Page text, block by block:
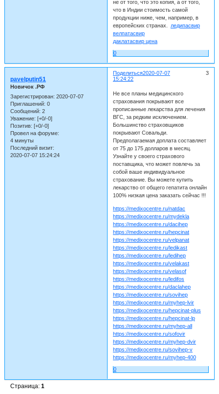
не от того, что это копия, а от того,
что в Индии стоимость самой
продукции ниже, чем, например, в
европейских странах. ледипасвир
велпатасвир
даклатасвир цена
0
Поделиться 3
2020-07-07
15:24:22
pavelputin51
Новичок .РФ
Зарегистрирован: 2020-07-07
Приглашений: 0
Сообщений: 2
Уважение: [+0/-0]
Позитив: [+0/-0]
Провел на форуме:
4 минуты
Последний визит:
2020-07-07 15:24:24
Не все планы медицинского
страхования покрывают все
прописанные лекарства для лечения
ВГС, за редким исключением.
Большинство страховщиков
покрывают Совальди.
Предполагаемая доплата составляет
от 75 до 175 долларов в месяц.
Узнайте у своего страхового
поставщика, что может повлечь за
собой ваше индивидуальное
страхование. Вы можете купить
лекарство от общего гепатита онлайн
100% низкая цена заказать сейчас !!!
https://medixocentre.ru/natdac
https://medixocentre.ru/mydekla
https://medixocentre.ru/dacihep
https://medixocentre.ru/hepcinat
https://medixocentre.ru/velpanat
https://medixocentre.ru/ledikast
https://medixocentre.ru/ledihep
https://medixocentre.ru/velakast
https://medixocentre.ru/velasof
https://medixocentre.ru/ledifos
https://medixocentre.ru/daclahep
https://medixocentre.ru/sovihep
https://medixocentre.ru/myhep-lvir
https://medixocentre.ru/hepcinat-plus
https://medixocentre.ru/hepcinat-lp
https://medixocentre.ru/myhep-all
https://medixocentre.ru/sofovir
https://medixocentre.ru/myhep-dvir
https://medixocentre.ru/sovihep-v
https://medixocentre.ru/myhep-400
0
Страница:1